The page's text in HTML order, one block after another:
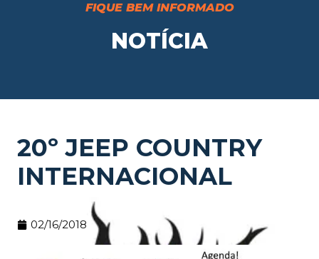
FIQUE BEM INFORMADO
NOTÍCIA
20º JEEP COUNTRY
INTERNACIONAL
02/16/2018